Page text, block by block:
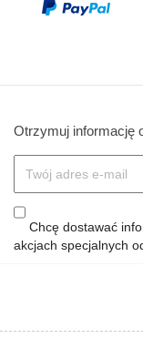
Otrzymuj informację
Chcę dostawać
akcjach specjalnych